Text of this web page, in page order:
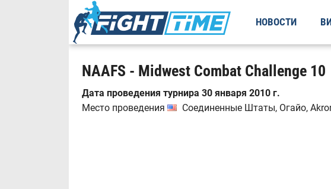
НОВОСТИ
NAAFS - Midwest Combat Challenge 10
Дата проведения турнира 30 января 2010 г.
Место проведения
Соединенные Штаты, Огайо,